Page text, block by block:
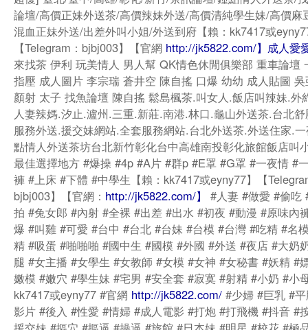
論壇/高價正妹外送茶/高價辣妹外送/高價清純學生妹/高價麻
混血正妹外送/出差外叫小姐/外送到府【賴：kk7417或
【Telegram：bjbj003】【官網 http://jk5822.com/】成人愛
來找茶 伊利 玩美情人 男人幫 QK情色休閒俱樂部 重車論壇
指壓 成人圖片 李宗瑞 蒼井空 陳自搖 口爆 幼幼 成人貼圖
顏射 太子 找魚論壇 陳自搖 鬆島楓茶.叫女人.飯店叫辣妹.外
人妻辣媽.汐止.瀘州.三重.新莊.南港.林口.龜山外送茶.台北
服務外送.援交妹網站.全套服務網站.台北外送茶.外送住家.
點情人外送茶坊台北新竹彰化台中高雄南投彰化旅館飯店叫
最佳選擇地方 #爆操 #4p #A片 #群p #E罩 #G罩 #一夜情 #
褲 #上床 #下體 #中學生【賴：kk7417或eyny77】【
bjbj003】【官網： http://jk5822.com/】
#人妻 #做愛 #偷吃
拍 #兔女郎 #內射 #全裸 #出差 #出水 #初夜 #動漫 #原味內
爆 #叫雞 #可愛 #台中 #台北 #台妹 #台模 #台灣 #吃精 #名
精 #吸蛋 #啪啪啪 #國中生 #國模 #外國 #外送 #夜店 #大奶
腿 #女主播 #女學生 #女教師 #女模 #女神 #女秘書 #妖精 #
嫩模 #嫩穴 #學生妹 #宅男 #安全套 #寂寞 #射精 #小奶 #小
kk7417或eyny77 #官網 http://jk5822.com/ #少婦 #巨乳 #
影片 #後入 #性愛 #情婦 #成人電影 #打炮 #打飛機 #抖音 #